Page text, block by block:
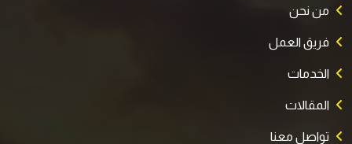
من نحن
فريق العمل
الخدمات
المقالات
تواصل معنا